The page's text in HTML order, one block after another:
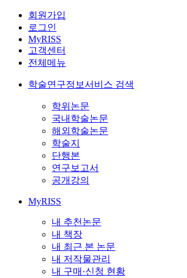
회원가입
로그인
MyRISS
고객센터
전체메뉴
학술연구정보서비스 검색
학위논문
국내학술논문
해외학술논문
학술지
단행본
연구보고서
공개강의
MyRISS
내 추천논문
내 책장
내 최근 본 논문
내 저작물관리
내 구매·신청 현황